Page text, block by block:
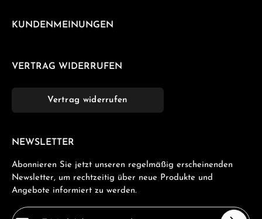
KUNDENMEINUNGEN
VERTRAG WIDERRUFEN
Vertrag widerrufen
NEWSLETTER
Abonnieren Sie jetzt unseren regelmäßig erscheinenden
Newsletter, um rechtzeitig über neue Produkte und
Angebote informiert zu werden.
E-Mail-Adresse*